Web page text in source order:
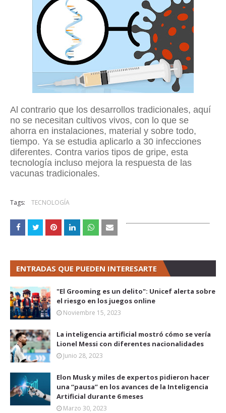
Al contrario que los desarrollos tradicionales, aquí
no se necesitan cultivos vivos, con lo que se
ahorra en instalaciones, material y sobre todo,
tiempo. Ya se estudia aplicarlo a 30 infecciones
diferentes. Contra varios tipos de gripe, esta
tecnología incluso mejora la respuesta de las
vacunas tradicionales.
Tags: TECNOLOGÍA
ENTRADAS QUE PUEDEN INTERESARTE
"El Grooming es un delito": Unicef alerta sobre
el riesgo en los juegos online
Noviembre 15, 2023
La inteligencia artificial mostró cómo se vería
Lionel Messi con diferentes nacionalidades
Junio 28, 2023
Elon Musk y miles de expertos pidieron hacer
una “pausa” en los avances de la Inteligencia
Artificial durante 6 meses
Marzo 30, 2023